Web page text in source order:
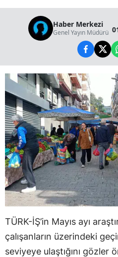
Haber Merkezi
Genel Yayın Müdürü
TÜRK-İŞ’in Mayıs ayı
çalışanların üzerindeki
seviyeye ulaştığını gözler